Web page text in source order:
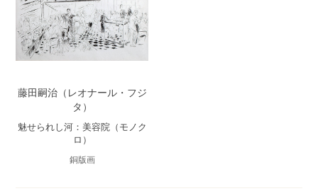
藤田嗣治（レオナール・フジ
タ）
魅せられし河：美容院（モノク
ロ）
銅版画